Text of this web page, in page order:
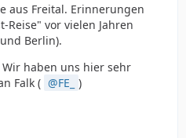
aus Freital. Erinnerungen
Reise" vor vielen Jahren
Berlin).
Wir haben uns hier sehr
Falk (
FE_
)